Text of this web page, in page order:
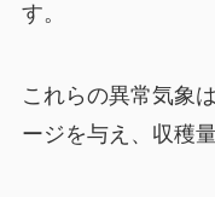
す。
これらの異常気象
ージを与え、収穫